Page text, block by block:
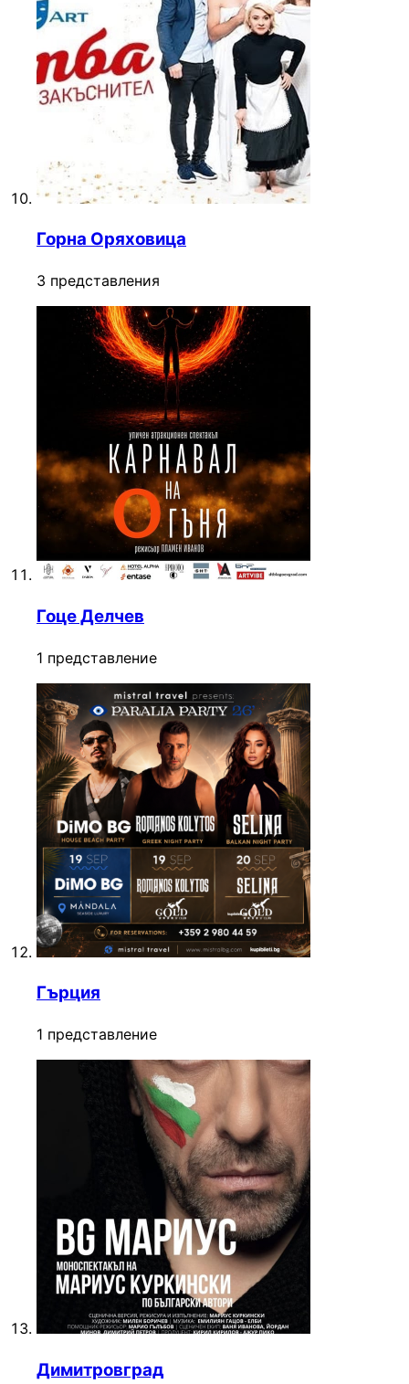
Горна Оряховица
3 представления
Гоце Делчев
1 представление
Гърция
1 представление
Димитровград